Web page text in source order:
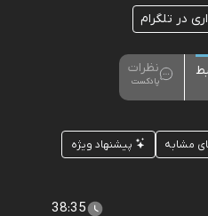
در تلگرام
نظرات
پادکست
مشابه پیشنهاد ویژه
38:35